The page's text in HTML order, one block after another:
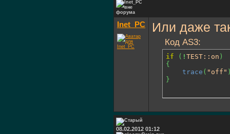
Inet_PC Или даже
Код AS3:
if ( ! TEST::on )
{
trace ( "off"
}
08.02.2012 01:12